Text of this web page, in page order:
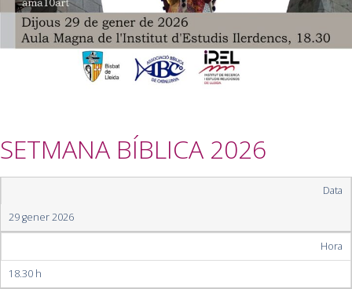
SETMANA BÍBLICA 2026
Data
29 gener 2026
Hora
18.30 h